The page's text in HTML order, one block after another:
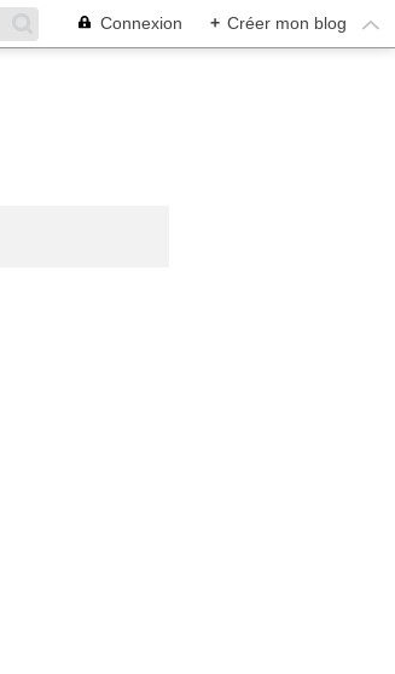
Connexion + Créer mon blog